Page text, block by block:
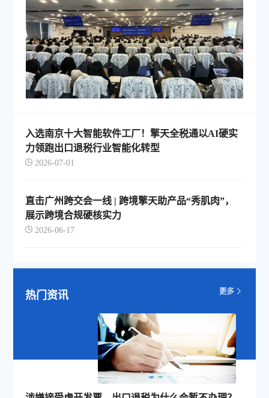
入选南京十大智能软件工厂！擎天全税通以AI硬实
力领跑出口退税行业智能化转型
2026-07-01
直击广州跨交会一线 | 跨境擎天助产品“秀肌肉”，
展示跨境合规硬核实力
2026-06-17
热门资讯